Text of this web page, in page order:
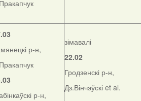
р-н,
р-н,
зімавалі
22.02
Гродзенскі р-н,
Дз.Вінчэўскі et al.